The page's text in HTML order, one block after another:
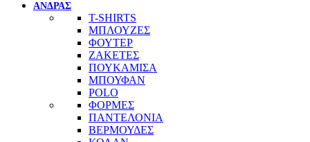
ΑΝΔΡΑΣ
T-SHIRTS
ΜΠΛΟΥΖΕΣ
ΦΟΥΤΕΡ
ΖΑΚΕΤΕΣ
ΠΟΥΚΑΜΙΣΑ
ΜΠΟΥΦΑΝ
POLO
ΦΟΡΜΕΣ
ΠΑΝΤΕΛΟΝΙΑ
ΒΕΡΜΟΥΔΕΣ